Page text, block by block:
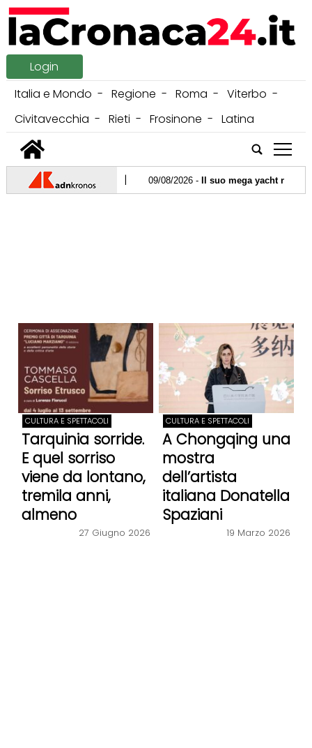
Login
Italia e Mondo
Regione Roma
Viterbo
Civitavecchia
Rieti Frosinone
Latina
tap
09/08/2026 -Il suo mega yacht non
CULTURA E SPETTACOLI
Tarquinia sorride.
E quel sorriso
viene da lontano,
tremila anni,
almeno
27 Giugno 2026
CULTURA E SPETTACOLI
A Chongqing una
mostra
dell’artista
italiana Donatella
Spaziani
19 Marzo 2026